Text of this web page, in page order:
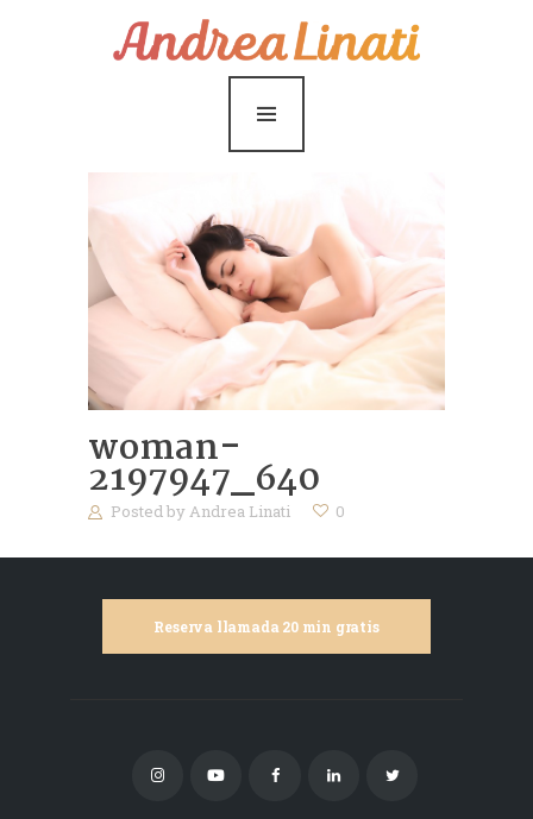
¿Cómo funciona?
Servicios
Coaching Gratis
Contáctame
Blog
woman-
2197947_640
Posted byAndrea Linati 0
Reserva llamada 20 min gratis